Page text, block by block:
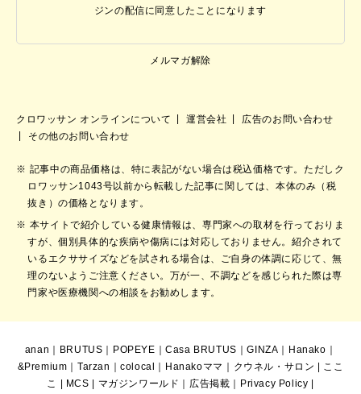
ジンの配信に同意したことになります
メルマガ解除
クロワッサン オンラインについて 運営会社
広告のお問い合わせ
その他のお問い合わせ
記事中の商品価格は、特に表記がない場合は税込価格です。ただしク
ロワッサン1043号以前から転載した記事に関しては、本体のみ（税
抜き）の価格となります。
本サイトで紹介している健康情報は、専門家への取材を行っておりま
すが、個別具体的な疾病や傷病には対応しておりません。紹介されて
いるエクササイズなどを試される場合は、ご自身の体調に応じて、無
理のないようご注意ください。万が一、不調などを感じられた際は専
門家や医療機関への相談をお勧めします。
anan BRUTUS POPEYE ｜Casa BRUTUS ｜GINZA Hanako
&Premium ｜Tarzan ｜colocal Hanakoママ クウネル・サロン
ここ
こ
MCS マガジンワールド 広告掲載 Privacy Policy